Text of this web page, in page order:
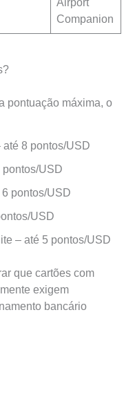
Airport
Companion
pontuação máxima, o
8 pontos/USD
pontos/USD
pontos/USD
USD
– até 5 pontos/USD
que cartões com
exigem
bancário